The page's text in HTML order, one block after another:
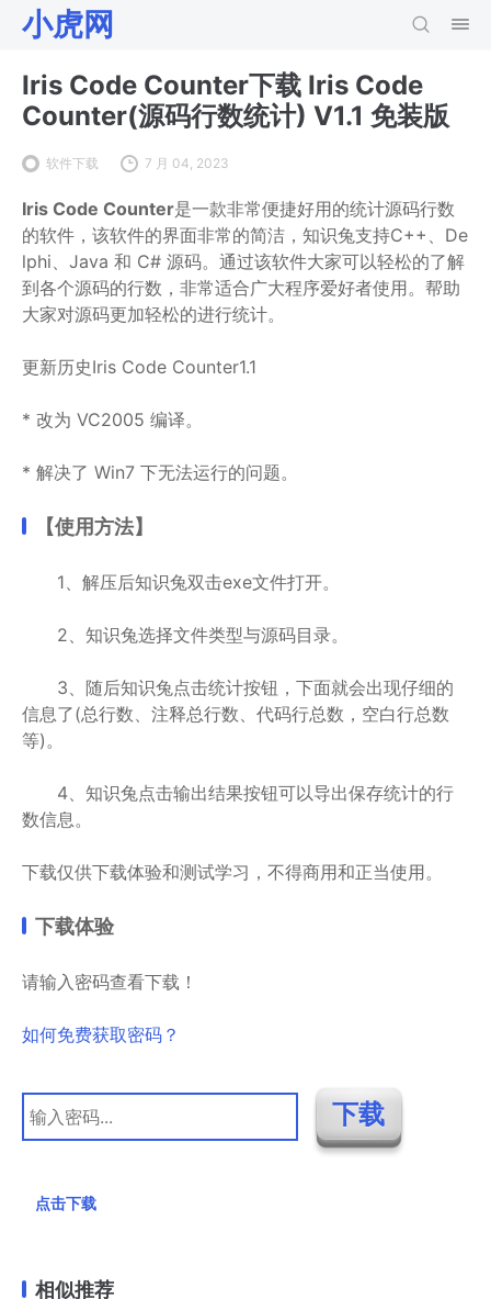
小虎网
Iris Code Counter下载 Iris Code
Counter(源码行数统计) V1.1 免装版
软件下载 7 月 04, 2023
Iris Code Counter是一款非常便捷好用的统计源码行数
的软件，该软件的界面非常的简洁，知识兔支持C++、De
lphi、Java 和 C# 源码。通过该软件大家可以轻松的了解
到各个源码的行数，非常适合广大程序爱好者使用。帮助
大家对源码更加轻松的进行统计。
更新历史Iris Code Counter1.1
* 改为 VC2005 编译。
* 解决了 Win7 下无法运行的问题。
【使用方法】
1、解压后知识兔双击exe文件打开。
2、知识兔选择文件类型与源码目录。
3、随后知识兔点击统计按钮，下面就会出现仔细的
信息了(总行数、注释总行数、代码行总数，空白行总数
等)。
4、知识兔点击输出结果按钮可以导出保存统计的行
数信息。
下载仅供下载体验和测试学习，不得商用和正当使用。
下载体验
请输入密码查看下载！
如何免费获取密码？
点击下载
相似推荐